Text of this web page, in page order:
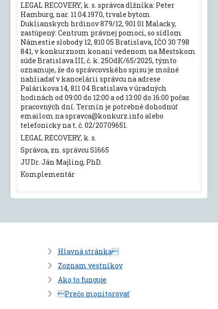
LEGAL RECOVERY, k. s. správca dlžníka: Peter
Hamburg, nar. 11.04.1970, trvale bytom
Duklianskych hrdinov 879/12, 901 01 Malacky,
zastúpený: Centrum právnej pomoci, so sídlom
Námestie slobody 12, 810 05 Bratislava, IČO 30 798
841, v konkurznom konaní vedenom na Mestskom
súde Bratislava III, č. k. 25OdK/65/2025, týmto
oznamuje, že do správcovského spisu je možné
nahliadať v kancelárii správcu na adrese
Palárikova 14, 811 04 Bratislava v úradných
hodinách od 09:00 do 12:00 a od 13:00 do 16:00 počas
pracovných dní. Termín je potrebné dohodnúť
emailom na spravca@konkurz.info alebo
telefonicky na t. č. 02/20709651.
LEGAL RECOVERY, k. s.
Správca, zn. správcu S1665
JUDr. Ján Majling, PhD.
Komplementár
Hlavná stránka
Zoznam vestníkov
Ako to funguje
Prečo monitorovať